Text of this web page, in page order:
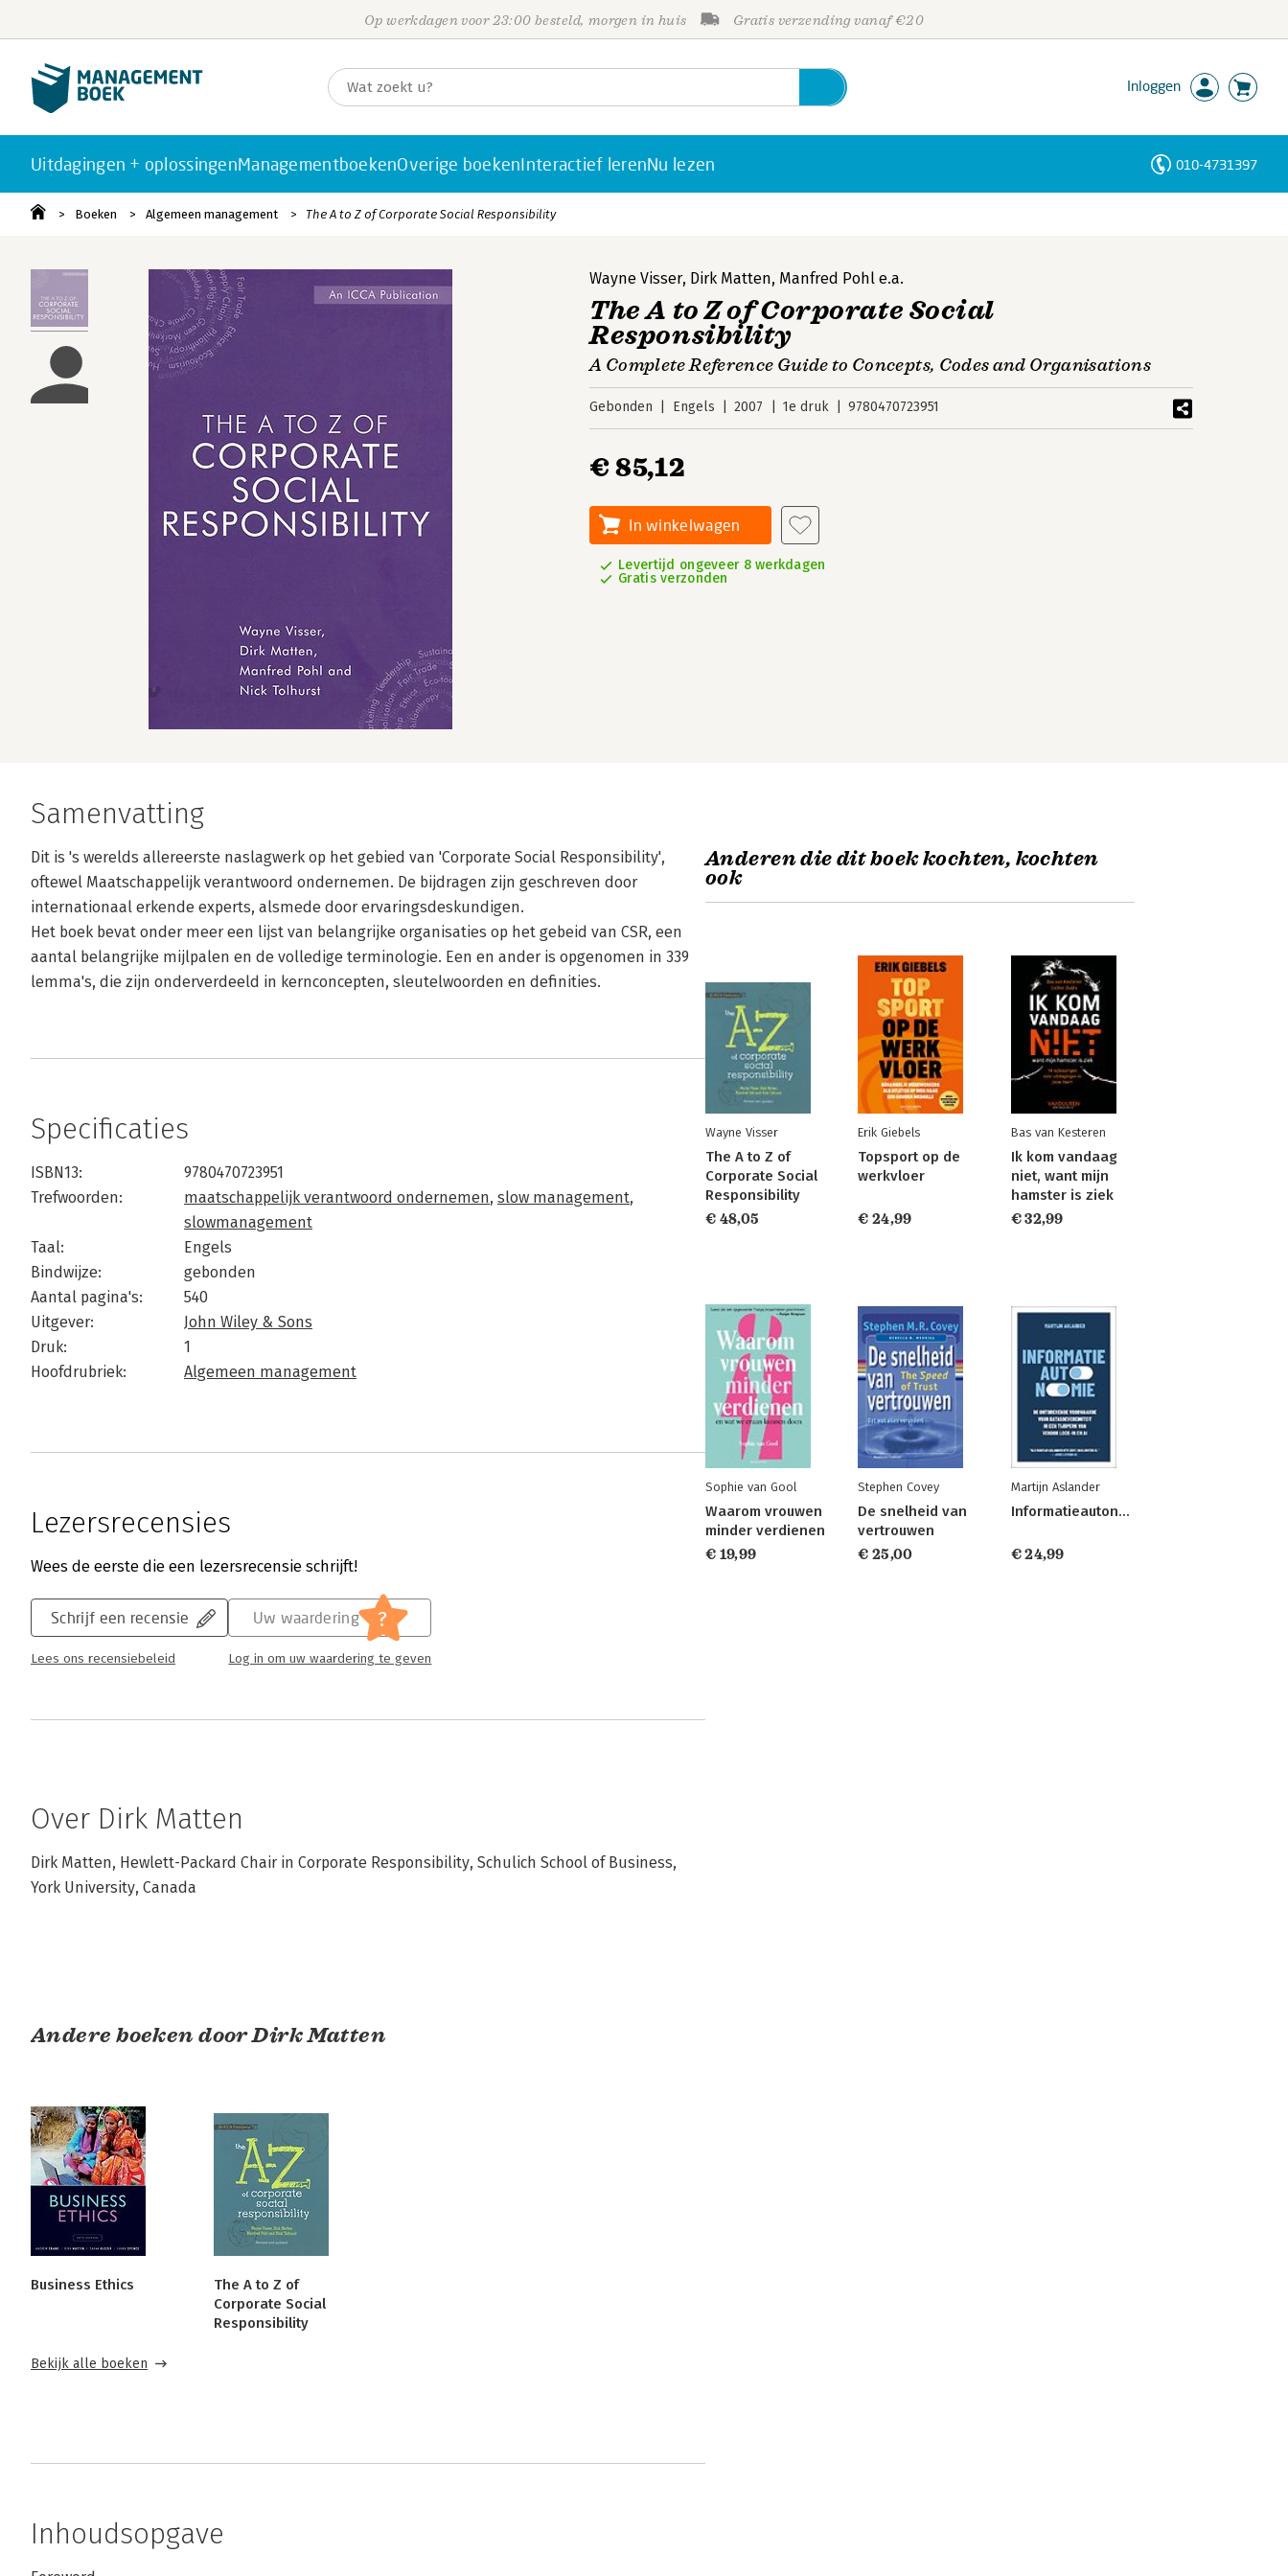
Op werkdagen voor 23:00 besteld, morgen in huis Gratis verzending vanaf €20
Inloggen
Uitdagingen + oplossingenManagementboekenOverige boekenInteractief lerenNu lezen 010-4731397
Boeken Algemeen management The A to Z of Corporate Social Responsibility
Wayne Visser, Dirk Matten, Manfred Pohl e.a.
The A to Z of Corporate Social
Responsibility
A Complete Reference Guide to Concepts, Codes and Organisations
Gebonden Engels 2007 1e druk 9780470723951
€ 85,12
In winkelwagen
Levertijd ongeveer 8 werkdagen
Gratis verzonden
Samenvatting
Dit is 's werelds allereerste naslagwerk op het gebied van 'Corporate Social Responsibility',
oftewel Maatschappelijk verantwoord ondernemen. De bijdragen zijn geschreven door
internationaal erkende experts, alsmede door ervaringsdeskundigen.
Het boek bevat onder meer een lijst van belangrijke organisaties op het gebeid van CSR, een
aantal belangrijke mijlpalen en de volledige terminologie. Een en ander is opgenomen in 339
lemma's, die zijn onderverdeeld in kernconcepten, sleutelwoorden en definities.
Specificaties
ISBN13:
9780470723951
Trefwoorden:
maatschappelijk verantwoord ondernemen, slow management,
slowmanagement
Taal:
Engels
Bindwijze:
gebonden
Aantal pagina's:
540
Uitgever:
John Wiley & Sons
Druk:
1
Hoofdrubriek:
Algemeen management
Lezersrecensies
Wees de eerste die een lezersrecensie schrijft!
Schrijf een recensie
Lees ons recensiebeleid
Uw waardering ?
Log in om uw waardering te geven
Over Dirk Matten
Dirk Matten, Hewlett-Packard Chair in Corporate Responsibility, Schulich School of Business,
York University, Canada
Andere boeken door Dirk Matten
Business Ethics
The A to Z of
Corporate Social
Responsibility
Bekijk alle boeken
Inhoudsopgave
Anderen die dit boek kochten, kochten
ook
Wayne Visser
The A to Z of
Corporate Social
Responsibility
€ 48,05
Erik Giebels
Topsport op de
werkvloer
€ 24,99
Bas van Kesteren
Ik kom vandaag
niet, want mijn
hamster is ziek
€ 32,99
Sophie van Gool
Waarom vrouwen
minder verdienen
€ 19,99
Stephen Covey
De snelheid van
vertrouwen
€ 25,00
Martijn Aslander
Informatieautonomie
€ 24,99
Personen